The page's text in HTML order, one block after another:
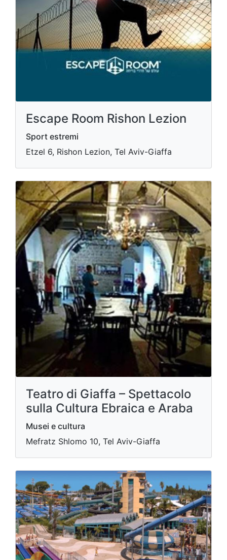
Escape Room Rishon Lezion
Sport estremi
Etzel 6, Rishon Lezion, Tel Aviv-Giaffa
Teatro di Giaffa – Spettacolo
sulla Cultura Ebraica e Araba
Musei e cultura
Mefratz Shlomo 10, Tel Aviv-Giaffa